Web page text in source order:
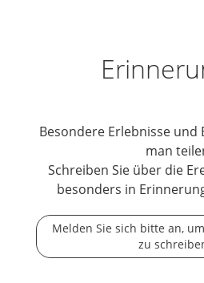
Besondere Erlebnisse
man
Schreiben Sie über die
besonders in
Melden Sie sich bitte an,
zu